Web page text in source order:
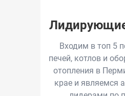
Входим в топ 5
печей, котлов и
отопления в
крае и являемся